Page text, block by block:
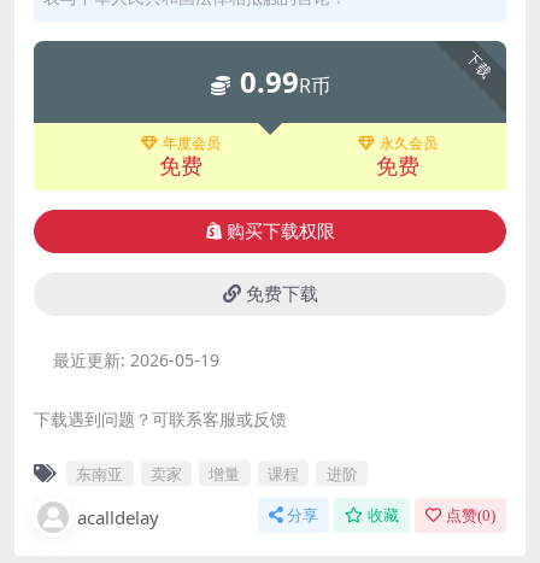
下载
0.99R币
年度会员
免费
永久会员
免费
购买下载权限
免费下载
最近更新: 2026-05-19
下载遇到问题？可联系客服或反馈
东南亚 卖家 增量 课程 进阶
acalldelay 分享 收藏 点赞(0)